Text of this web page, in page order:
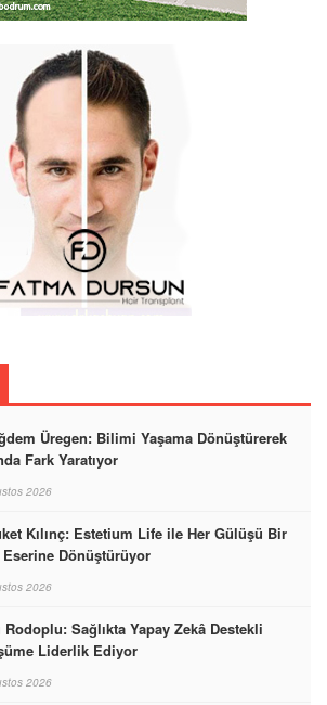
Üregen: Bilimi Yaşama Dönüştürerek
Fark Yaratıyor
2026
Kılınç: Estetium Life ile Her Gülüşü Bir
Eserine Dönüştürüyor
2026
Rodoplu: Sağlıkta Yapay Zekâ Destekli
Liderlik Ediyor
2026